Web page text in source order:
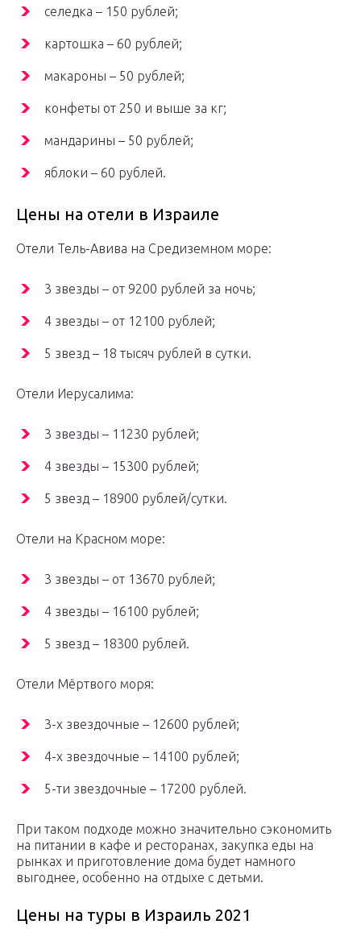
селедка – 150 рублей;
картошка – 60 рублей;
макароны – 50 рублей;
конфеты от 250 и выше за кг;
мандарины – 50 рублей;
яблоки – 60 рублей.
Цены на отели в Израиле
Отели Тель-Авива на Средиземном море:
3 звезды – от 9200 рублей за ночь;
4 звезды – от 12100 рублей;
5 звезд – 18 тысяч рублей в сутки.
Отели Иерусалима:
3 звезды – 11230 рублей;
4 звезды – 15300 рублей;
5 звезд – 18900 рублей/сутки.
Отели на Красном море:
3 звезды – от 13670 рублей;
4 звезды – 16100 рублей;
5 звезд – 18300 рублей.
Отели Мёртвого моря:
3-х звездочные – 12600 рублей;
4-х звездочные – 14100 рублей;
5-ти звездочные – 17200 рублей.
При таком подходе можно значительно сэкономить
на питании в кафе и ресторанах, закупка еды на
рынках и приготовление дома будет намного
выгоднее, особенно на отдыхе с детьми.
Цены на туры в Израиль 2021